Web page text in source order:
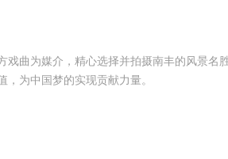
曲为媒介，精心选择并拍摄南丰的风景名
为中国梦的实现贡献力量。